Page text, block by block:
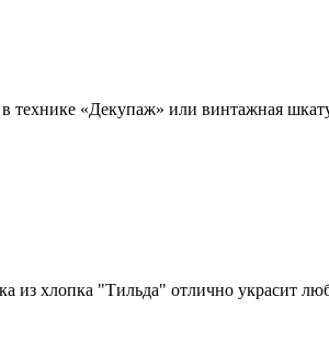
«Декупаж» или винтажная
из хлопка "Тильда" отлично украсит